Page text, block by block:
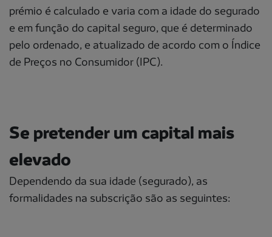
prémio é calculado e varia com a idade do segurado
e em função do capital seguro, que é determinado
pelo ordenado, e atualizado de acordo com o Índice
de Preços no Consumidor (IPC).
Se pretender um capital mais
elevado
Dependendo da sua idade (segurado), as
formalidades na subscrição são as seguintes: